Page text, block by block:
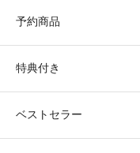
予約商品
特典付き
ベストセラー